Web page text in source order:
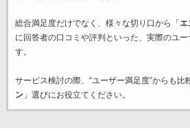
総合満足度だけでなく、様々な切り口から「 エ
に回答者の口コミや評判といった、実際のユ
す。
サービス検討の際、“ユーザー満足度”からも比
ン」選びにお役立てください。